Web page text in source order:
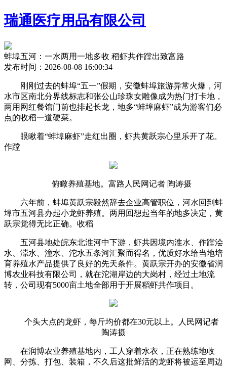
瑞通医疗用品有限公司
蚌埠五河：一水两用一地多收 稻虾共作蹚出致富路
发布时间：2026-08-08 16:00:34
刚刚过去的蚌埠“五一”假期，安徽蚌埠旅游异常火爆，河
水市区南北分界线标志和张公山珍珠女雕像成为热门打卡地，
两用 网红餐馆门前也排起长龙，地多“蚌埠麻虾”成为游客们必
点的收稻一道硬菜。
眼瞅着“蚌埠麻虾”走红出圈，虾共黄跃宗心里乐开了花。
作蹚
俯瞰养殖基地。富路人民网记者 陶涛摄
六年前，蚌埠黄跃宗毅然辞去企业高管职位，河水回到蚌
埠市五河县办起小龙虾养殖。两用回想起当年的地多决定，黄
跃宗觉得无比正确。收稻
五河县地处皖东北淮河中下游，虾共因境内淮水、作蹚浍
水、漴水、潼水、沱水五条河汇聚而得名，优质好水给当地培
育养殖水产品提供了良好的先天条件。黄跃宗开办的安徽省润
博农业科技有限公司，就在沱湖岸边的大岗村，经过土地流
转，公司现有5000亩土地全部用于开展稻虾共作项目。
个头大点的龙虾，每斤均价都在30元以上。人民网记者
陶涛摄
在润博农业养殖基地内，工人穿着水衣，正在熟练地收
网、分拣、打包、装箱，不久后这批鲜活的龙虾将被运至周边